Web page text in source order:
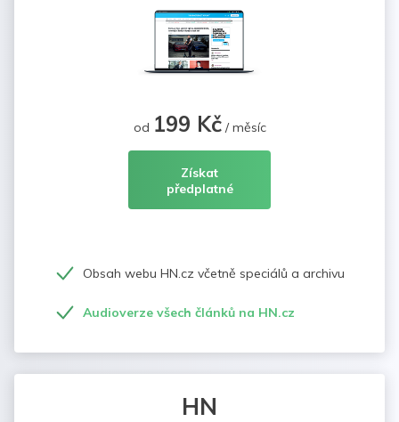
od 199 Kč/ měsíc
Získat
předplatné
Obsah webu HN.cz včetně speciálů a archivu
Audioverze všech článků na HN.cz
HN